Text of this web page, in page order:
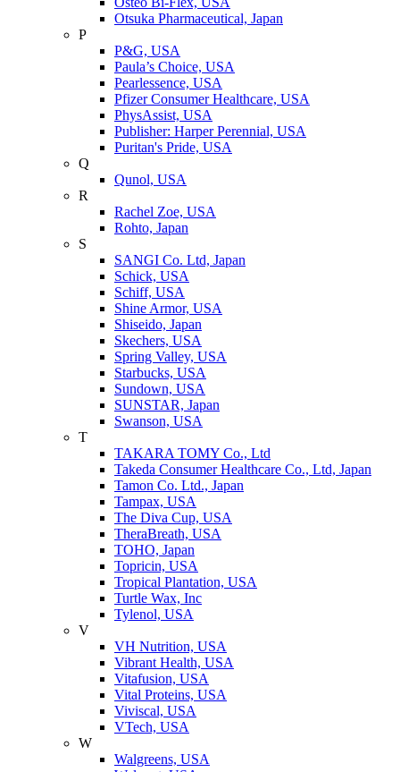
Otsuka Pharmaceutical, Japan
P
P&G, USA
Paula’s Choice, USA
Pearlessence, USA
Pfizer Consumer Healthcare, USA
PhysAssist, USA
Publisher: Harper Perennial, USA
Puritan's Pride, USA
Q
Qunol, USA
R
Rachel Zoe, USA
Rohto, Japan
S
SANGI Co. Ltd, Japan
Schick, USA
Schiff, USA
Shine Armor, USA
Shiseido, Japan
Skechers, USA
Spring Valley, USA
Starbucks, USA
Sundown, USA
SUNSTAR, Japan
Swanson, USA
T
TAKARA TOMY Co., Ltd
Takeda Consumer Healthcare Co., Ltd, Japan
Tamon Co. Ltd., Japan
Tampax, USA
The Diva Cup, USA
TheraBreath, USA
TOHO, Japan
Topricin, USA
Tropical Plantation, USA
Turtle Wax, Inc
Tylenol, USA
V
VH Nutrition, USA
Vibrant Health, USA
Vitafusion, USA
Vital Proteins, USA
Viviscal, USA
VTech, USA
W
Walgreens, USA